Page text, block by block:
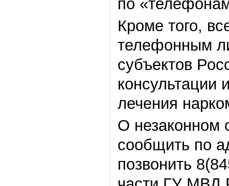
по
Кроме того,
телефонным
субъектов
лечения
О незаконном
сообщить по
позвонить